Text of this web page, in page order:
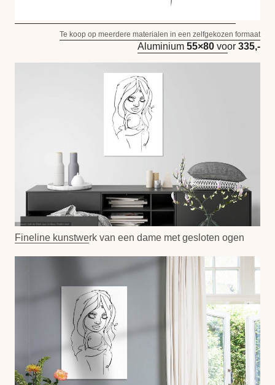
Te koop op meerdere materialen in een zelfgekozen formaat
Aluminium 55×80 voor 335,-
Fineline kunstwerk van een dame met gesloten ogen